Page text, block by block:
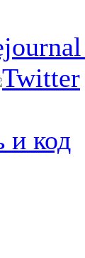
Twitter
и код